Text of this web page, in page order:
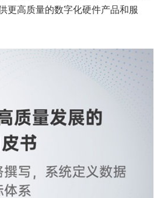
更高质量的数字化硬件产品和服